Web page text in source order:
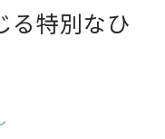
地よい時間
瞬間
ービス
る特別なひ